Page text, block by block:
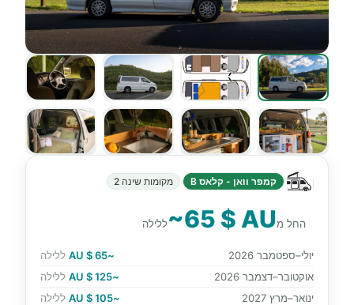
קמפר וואן - קלאס B מקומות שינה 2
החל מ~65 $ AUללילה
יולי–ספטמבר 2026 ~65 $ AU
ללילה
אוקטובר–דצמבר 2026
~125 $ AU
ללילה
ינואר–מרץ 2027
~105 $ AU
ללילה